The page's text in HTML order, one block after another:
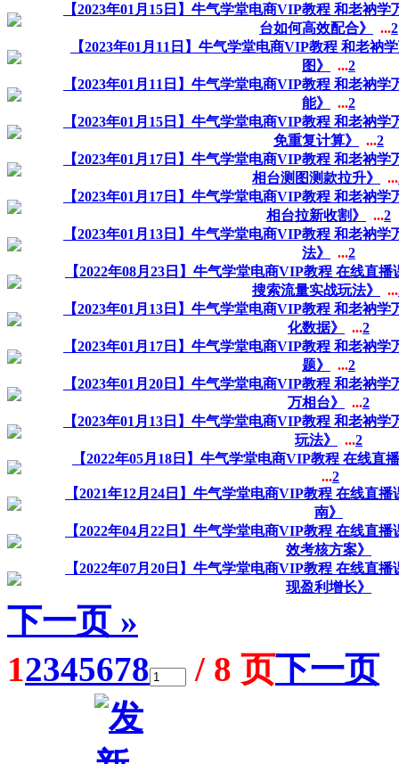
【2023年01月15日】牛气学堂电商VIP教程 和老衲
台如何高效配合》
...2
【2023年01月11日】牛气学堂电商VIP教程 和老衲
图》
...2
【2023年01月11日】牛气学堂电商VIP教程 和老衲
能》
...2
【2023年01月15日】牛气学堂电商VIP教程 和老衲
免重复计算》
...2
【2023年01月17日】牛气学堂电商VIP教程 和老衲
相台测图测款拉升》
...
【2023年01月17日】牛气学堂电商VIP教程 和老衲
相台拉新收割》
...2
【2023年01月13日】牛气学堂电商VIP教程 和老衲
法》
...2
【2022年08月23日】牛气学堂电商VIP教程 在线直
搜索流量实战玩法》
...
【2023年01月13日】牛气学堂电商VIP教程 和老衲
化数据》
...2
【2023年01月17日】牛气学堂电商VIP教程 和老衲
题》
...2
【2023年01月20日】牛气学堂电商VIP教程 和老衲
万相台》
...2
【2023年01月13日】牛气学堂电商VIP教程 和老衲
玩法》
...2
【2022年05月18日】牛气学堂电商VIP教程 在线直
...2
【2021年12月24日】牛气学堂电商VIP教程 在线直
南》
【2022年04月22日】牛气学堂电商VIP教程 在线直
效考核方案》
【2022年07月20日】牛气学堂电商VIP教程 在线直
现盈利增长》
下一页 »
12345678 / 8 页下一页